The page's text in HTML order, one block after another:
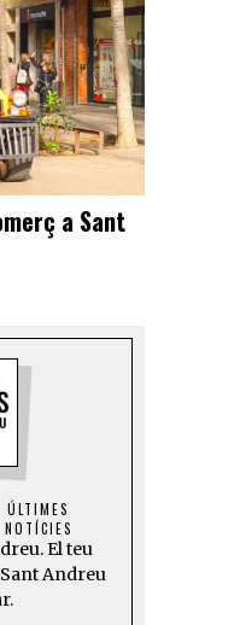
a Sant
ÚLTIMES
NOTÍCIES
El teu
Andreu